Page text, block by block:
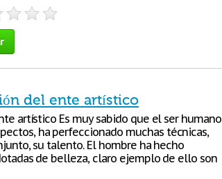
del ente artístico
artístico Es muy sabido que el ser humano
ha perfeccionado muchas técnicas,
su talento. El hombre ha hecho
de belleza, claro ejemplo de ello son